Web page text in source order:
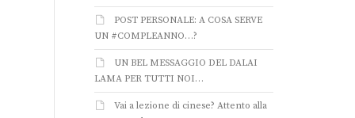
POST PERSONALE: A COSA SERVE
UN #COMPLEANNO…?
UN BEL MESSAGGIO DEL DALAI
LAMA PER TUTTI NOI…
Vai a lezione di cinese? Attento alla